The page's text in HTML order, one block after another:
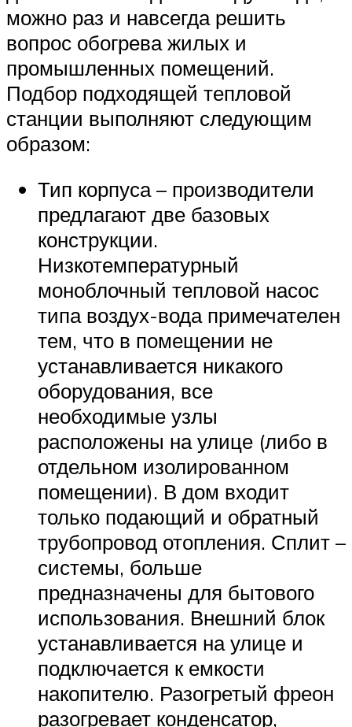
можно раз и навсегда решить
вопрос обогрева жилых и
промышленных помещений.
Подбор подходящей тепловой
станции выполняют следующим
образом:
Тип корпуса – производители
предлагают две базовых
конструкции.
Низкотемпературный
моноблочный тепловой насос
типа воздух-вода примечателен
тем, что в помещении не
устанавливается никакого
оборудования, все
необходимые узлы
расположены на улице (либо в
отдельном изолированном
помещении). В дом входит
только подающий и обратный
трубопровод отопления. Сплит –
системы, больше
предназначены для бытового
использования. Внешний блок
устанавливается на улице и
подключается к емкости
накопителю. Разогретый фреон
разогревает конденсатор,